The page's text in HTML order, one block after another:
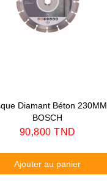
Diamant Béton 230MM
BOSCH
Prix
90,800 TND
Ajouter au panier